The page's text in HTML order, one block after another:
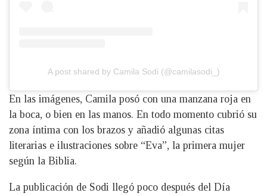
A post shared by Camila Sodi (@camilasodi_)
En las imágenes, Camila posó con una manzana roja en
la boca, o bien en las manos. En todo momento cubrió su
zona íntima con los brazos y añadió algunas citas
literarias e ilustraciones sobre “Eva”, la primera mujer
según la Biblia.
La publicación de Sodi llegó poco después del Día